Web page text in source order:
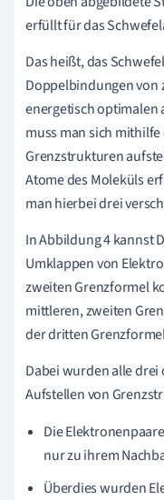
erfüllt für das
Das heißt, das
Doppelbindungen von
energetisch optimalen
muss man sich
Grenzstrukturen
Atome des Moleküls
man hierbei drei
In Abbildung 4 kannst
Umklappen von
zweiten Grenzformel
mittleren, zweiten
der dritten
Dabei wurden alle drei
Aufstellen von
Die
nur zu ihrem
Überdies wurden